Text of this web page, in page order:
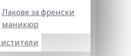
Лакове за френски
маникюр